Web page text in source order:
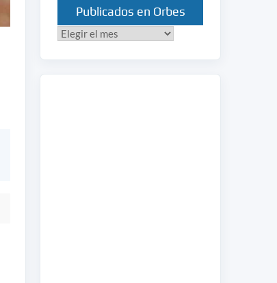
Publicados en Orbes
Publicados